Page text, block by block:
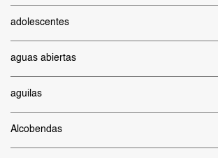
adolescentes
aguas abiertas
aguilas
Alcobendas